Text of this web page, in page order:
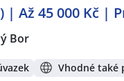
Až 45 000 Kč |
Bor
Vhodné také